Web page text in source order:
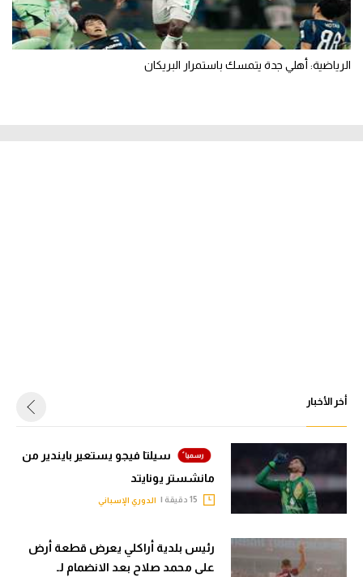
الرياضية: أهلي جدة يتمسك باستمرار البريكان
أخر الأخبار
سيلتا فيجو يستعير بايندير من
مانشستر يونايتد
الدوري الإسباني
رئيس بلدية أراكلي يعرض قطعة أرض
على محمد صلاح بعد الانضمام لـ